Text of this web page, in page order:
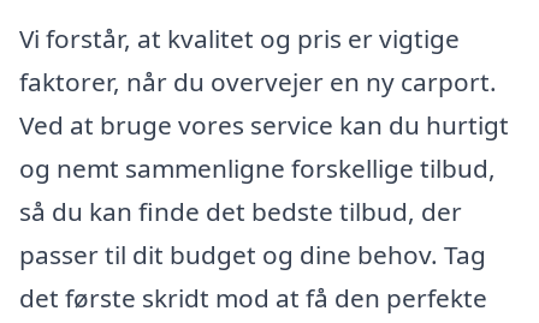
Vi forstår, at kvalitet og pris er vigtige
faktorer, når du overvejer en ny carport.
Ved at bruge vores service kan du hurtigt
og nemt sammenligne forskellige tilbud,
så du kan finde det bedste tilbud, der
passer til dit budget og dine behov. Tag
det første skridt mod at få den perfekte